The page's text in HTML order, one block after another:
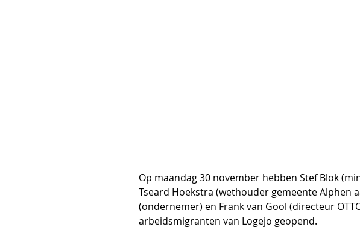
Op maandag 30 november hebben Stef Blok
Tseard Hoekstra (wethouder gemeente Alphen
(ondernemer) en Frank van Gool (directeur
arbeidsmigranten van Logejo geopend.